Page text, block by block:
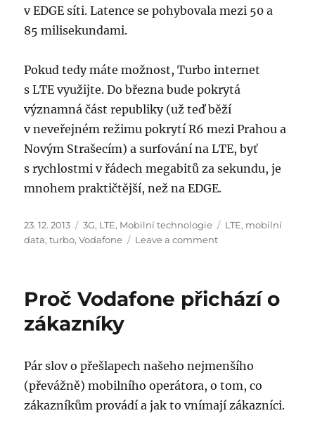
v EDGE síti. Latence se pohybovala mezi 50 a
85 milisekundami.
Pokud tedy máte možnost, Turbo internet
s LTE využijte. Do března bude pokrytá
významná část republiky (už teď běží
v neveřejném režimu pokrytí R6 mezi Prahou a
Novým Strašecím) a surfování na LTE, byť
s rychlostmi v řádech megabitů za sekundu, je
mnohem praktičtější, než na EDGE.
Posted
on
23. 12. 2013 Categories
3G, LTE, Mobilní technologie Tags
LTE, mobilní
data,turbo,Vodafone Leave a commenton
s
Proč Vodafone přichází o
zákazníky
Pár slov o přešlapech našeho nejmenšího
(převážně) mobilního operátora, o tom, co
zákazníkům provádí a jak to vnímají zákazníci.